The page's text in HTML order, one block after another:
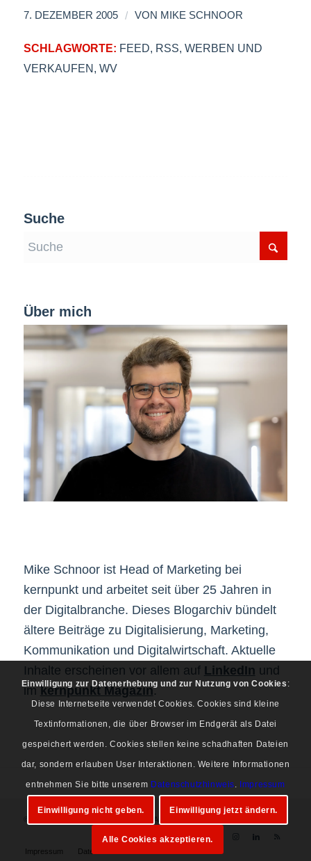
7. DEZEMBER 2005 / VON MIKE SCHNOOR
SCHLAGWORTE: FEED, RSS, WERBEN UND
VERKAUFEN, WV
Suche
Über mich
Mike Schnoor ist Head of Marketing bei
kernpunkt und arbeitet seit über 25 Jahren in
der Digitalbranche. Dieses Blogarchiv bündelt
ältere Beiträge zu Digitalisierung, Marketing,
Kommunikation und Digitalwirtschaft. Aktuelle
Inhalte erscheinen vor allem auf LinkedIn und
imkernpunkt Magazin.
© Copyright 1997-2026 Mike Schnoor. Alle Rechte vorbehalten.
Impressum Datenschutz
Einwilligung zur Datenerhebung und zur Nutzung von Cookies :
Diese Internetseite verwendet Cookies. Cookies sind kleine
Textinformationen, die über Browser im Endgerät als Datei
gespeichert werden. Cookies stellen keine schadhaften Dateien
dar, sondern erlauben User Interaktionen. Weitere Informationen
entnehmen Sie bitte unserem Datenschutzhinweis. Impressum
Einwilligung nicht geben. Einwilligung jetzt ändern.
Alle Cookies akzeptieren.